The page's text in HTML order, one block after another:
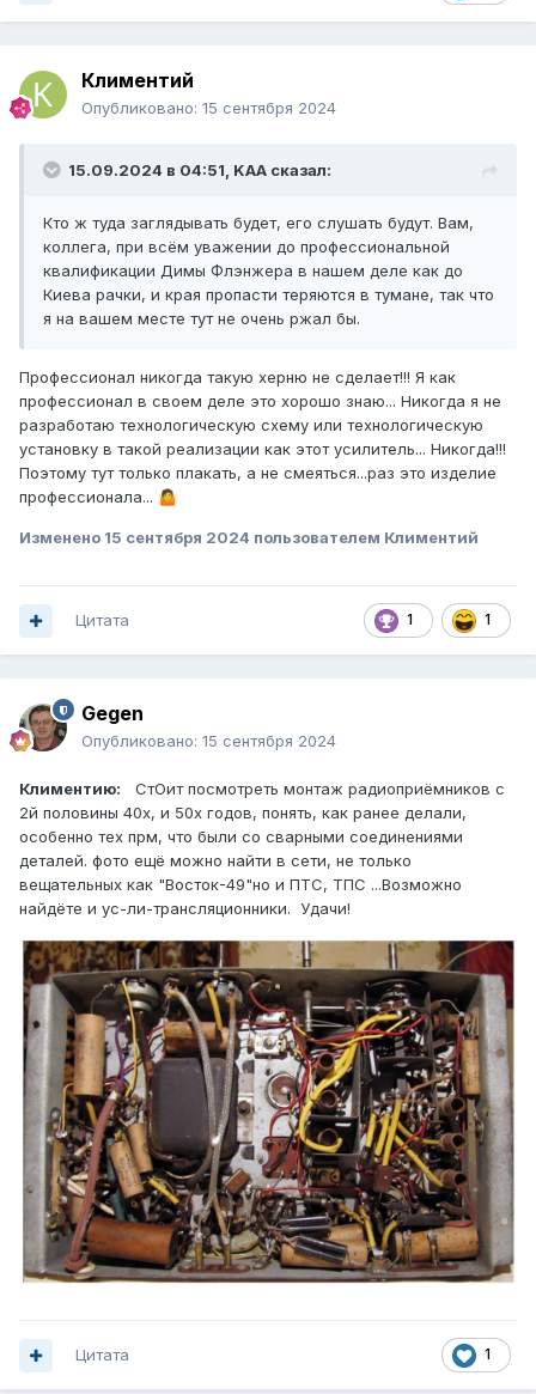
Климентий
Опубликовано: 15 сентября 2024
15.09.2024 в 04:51, KAA сказал:
Кто ж туда заглядывать будет, его слушать будут. Вам,
коллега, при всём уважении до профессиональной
квалификации Димы Флэнжера в нашем деле как до
Киева рачки, и края пропасти теряются в тумане, так что
я на вашем месте тут не очень ржал бы.
Профессионал никогда такую херню не сделает!!! Я как
профессионал в своем деле это хорошо знаю... Никогда я не
разработаю технологическую схему или технологическую
установку в такой реализации как этот усилитель... Никогда!!!
Поэтому тут только плакать, а не смеяться...раз это изделие
профессионала... 🤷
Изменено 15 сентября 2024 пользователем Климентий
1 1
Цитата
Gegen
Опубликовано: 15 сентября 2024
Климентию: СтОит посмотреть монтаж радиоприёмников с
2й половины 40х, и 50х годов, понять, как ранее делали,
особенно тех прм, что были со сварными соединениями
деталей. фото ещё можно найти в сети, не только
вещательных как "Восток-49"но и ПТС, ТПС ...Возможно
найдёте и ус-ли-трансляционники. Удачи!
1
Цитата